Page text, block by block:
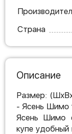
Страна
Описание
Размер:
- Ясень Шимо
Ясень Шимо
купе удобный